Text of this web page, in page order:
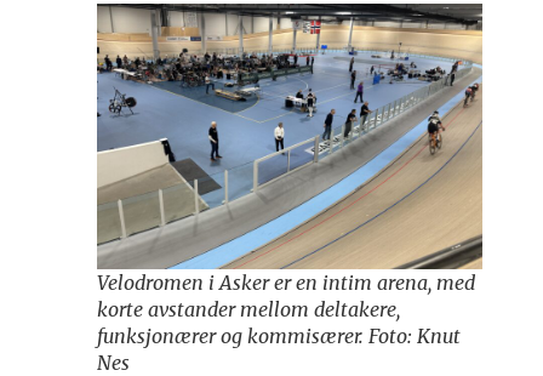
Velodromen i Asker er en intim arena, med
korte avstander mellom deltakere,
funksjonærer og kommisærer. Foto: Knut
Nes